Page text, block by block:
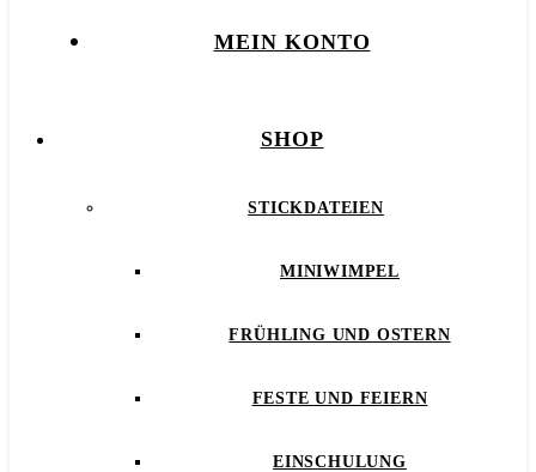
MEIN KONTO
SHOP
STICKDATEIEN
MINIWIMPEL
FRÜHLING UND OSTERN
FESTE UND FEIERN
EINSCHULUNG